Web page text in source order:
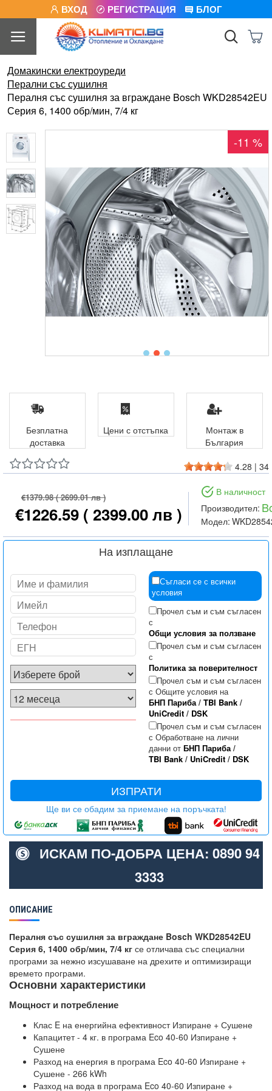
ВХОД РЕГИСТРАЦИЯ БЛОГ
Домакински електроуреди
Перални със сушилня
Пералня със сушилня за вграждане Bosch WKD28542EU
Серия 6, 1400 обр/мин, 7/4 кг
-11 %
4.28 | 34
€1379.98( 2699.01 лв )
€1226.59 ( 2399.00 лв )
В наличност
Производител:
Модел:
На изплащане
Съгласи се с всички
условия
Прочел съм и съм съгласен
с
Общи условия за ползване
Прочел съм и съм съгласен
с
Политика за поверителност
Прочел съм и съм съгласен
с Общите условия на
БНП Париба/ TBI Bank/
UniCredit/ DSK
Прочел съм и съм съгласен
с Обработване на лични
данни от БНП Париба/
TBI Bank/ UniCredit/ DSK
ИЗПРАТИ
Ще ви се обадим за приемане на поръчката!
Безплатна
доставка
Цени с отстъпка
Монтаж в
България
ИСКАМ ПО-ДОБРА ЦЕНА: 0890 94
3333
ОПИСАНИЕ
Пералня със сушилня за вграждане Bosch WKD28542EU
Серия 6, 1400 обр/мин, 7/4 кг се отличава със специални
програми за нежно изсушаване на дрехите и оптимизиращи
времето програми.
Основни характеристики
Мощност и потребление
Клас E на енергийна ефективност Изпиране + Сушене
Капацитет - 4 кг. в програма Eco 40-60 Изпиране +
Сушене
Разход на енергия в програма Eco 40-60 Изпиране +
Сушене - 266 kWh
Разход на вода в програма Eco 40-60 Изпиране +